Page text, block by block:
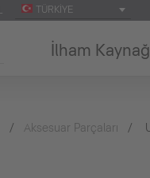
TÜRKIYE
İlham
Aksesuar Parçaları